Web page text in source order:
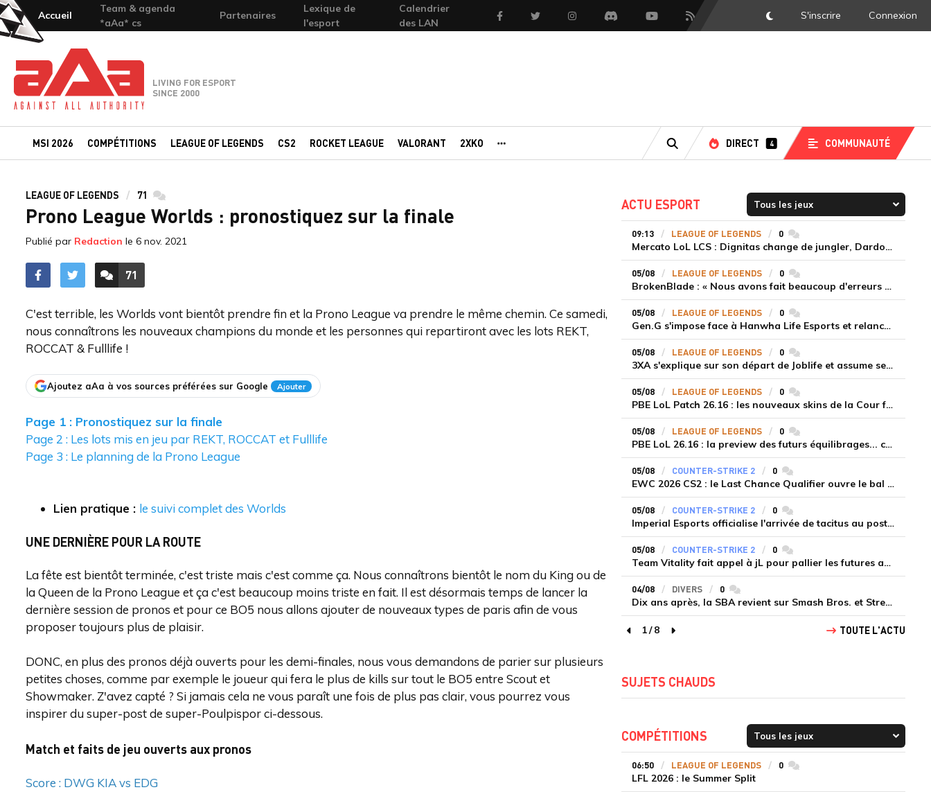
Accueil
Team & agenda
*aAa* cs
Partenaires
Lexique de
l'esport
Calendrier
des LAN
FacebookTwitter InstagramDiscord YoutubeFlux RSS DarkMode
S'inscrire Connexion
Team-aAa - against All authority
LIVING FOR ESPORT
SINCE 2000
MSI 2026 COMPÉTITIONS LEAGUE OF LEGENDS CS2 ROCKET LEAGUE VALORANT 2XKO
RECHERCHE
DIRECT 4 COMMUNAUTÉ
LEAGUE OF LEGENDS 71 commentaires
Prono League Worlds : pronostiquez sur la finale
Publié par Redaction le 6 nov. 2021
ACCÉDER AUX
71
COMMENTAIRES
C'est terrible, les Worlds vont bientôt prendre fin et la Prono League va prendre le même chemin. Ce samedi,
nous connaîtrons les nouveaux champions du monde et les personnes qui repartiront avec les lots REKT,
ROCCAT & Fulllife !
Ajoutez aAa à vos sources préférées sur Google Ajouter
Page 1 : Pronostiquez sur la finale
Page 2 : Les lots mis en jeu par REKT, ROCCAT et Fulllife
Page 3 : Le planning de la Prono League
Lien pratique : le suivi complet des Worlds
UNE DERNIÈRE POUR LA ROUTE
La fête est bientôt terminée, c'est triste mais c'est comme ça. Nous connaîtrons bientôt le nom du King ou de
la Queen de la Prono League et ça c'est beaucoup moins triste en fait. Il est désormais temps de lancer la
dernière session de pronos et pour ce BO5 nous allons ajouter de nouveaux types de paris afin de vous
proposer toujours plus de plaisir.
DONC, en plus des pronos déjà ouverts pour les demi-finales, nous vous demandons de parier sur plusieurs
petites choses, comme par exemple le joueur qui fera le plus de kills sur tout le BO5 entre Scout et
Showmaker. Z'avez capté ? Si jamais cela ne vous paraît une fois de plus pas clair, vous pourrez vous
inspirer du super-post de super-Poulpispor ci-dessous.
Match et faits de jeu ouverts aux pronos
Score : DWG KIA vs EDG
ACTU ESPORT
09:13 LEAGUE OF LEGENDS 0commentaires
Mercato LoL LCS : Dignitas change de jungler, Dardoch fait son retour en LCS, eXyu annonce sa retraite
05/08 LEAGUE OF LEGENDS 0commentaires
BrokenBlade : « Nous avons fait beaucoup d'erreurs bêtes, mais une victoire reste une victoire et c'est une chose dont on peut se réjouir »
05/08 LEAGUE OF LEGENDS 0commentaires
Gen.G s'impose face à Hanwha Life Esports et relance sa dynamique en LCK
05/08 LEAGUE OF LEGENDS 0commentaires
3XA s'explique sur son départ de Joblife et assume ses torts
05/08 LEAGUE OF LEGENDS 0commentaires
PBE LoL Patch 26.16 : les nouveaux skins de la Cour féérique
05/08 LEAGUE OF LEGENDS 0commentaires
PBE LoL 26.16 : la preview des futurs équilibrages... coup d'arrêt pour les supports roamers
05/08 COUNTER-STRIKE 2 0commentaires
EWC 2026 CS2 : le Last Chance Qualifier ouvre le bal à Paris du 7 au 9 août
05/08 COUNTER-STRIKE 2 0commentaires
Imperial Esports officialise l'arrivée de tacitus au poste d'entraîneur
05/08 COUNTER-STRIKE 2 0commentaires
Team Vitality fait appel à jL pour pallier les futures absences d'apEX et mezii
04/08 DIVERS 0commentaires
Dix ans après, la SBA revient sur Smash Bros. et Street Fighter
page précédente
1/8
page suivante
TOUTE L'ACTU
SUJETS CHAUDS
COMPÉTITIONS
06:50 LEAGUE OF LEGENDS 0commentaires
LFL 2026 : le Summer Split